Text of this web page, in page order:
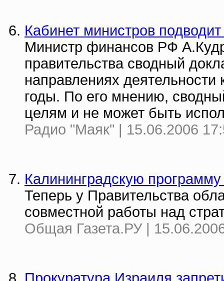
Кабинет министров
Министр финансов РФ
правительства сводный
направлениях
годы. По его мнению,
целям и не может быть
Радио "Маяк" | 15.06.2006
Калининградскую
Теперь у Правительства
совместной работы над
Общая Газета.РУ |